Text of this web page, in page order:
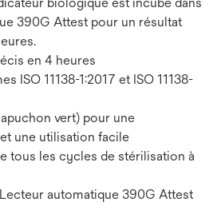
390G Attest pour un résultat
en 4 heures
ISO 11138-1:2017 et ISO 11138-
vert) pour une
une utilisation facile
tous les cycles de stérilisation à
automatique 390G Attest